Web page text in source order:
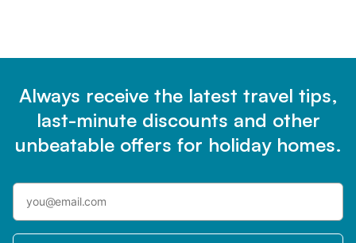
Always receive the latest travel tips,
last-minute discounts and other
unbeatable offers for holiday homes.